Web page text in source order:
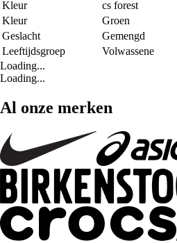
Kleur
cs forest
Kleur
Groen
Geslacht
Gemengd
Leeftijdsgroep
Volwassene
Loading...
Loading...
Al onze merken